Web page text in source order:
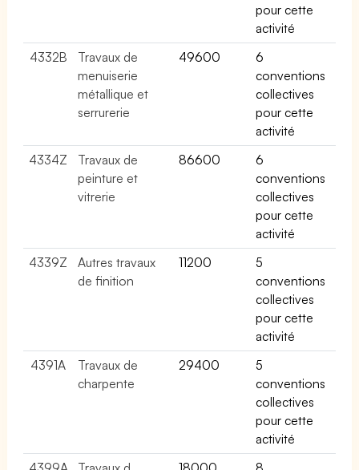
pour cette
activité
4332B
Travaux de
menuiserie
métallique et
serrurerie
49600
6
conventions
collectives
pour cette
activité
4334Z
Travaux de
peinture et
vitrerie
86600
6
conventions
collectives
pour cette
activité
4339Z
Autres travaux
de finition
11200
5
conventions
collectives
pour cette
activité
4391A
Travaux de
charpente
29400
5
conventions
collectives
pour cette
activité